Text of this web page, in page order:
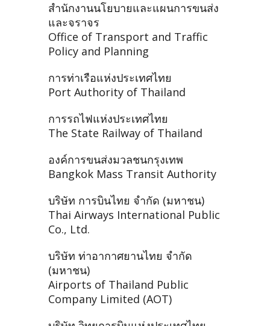
สำนักงานนโยบายและแผนการขนส่ง
และจราจร
Office of Transport and Traffic
Policy and Planning
การท่าเรือแห่งประเทศไทย
Port Authority of Thailand
การรถไฟแห่งประเทศไทย
The State Railway of Thailand
องค์การขนส่งมวลชนกรุงเทพ
Bangkok Mass Transit Authority
บริษัท การบินไทย จำกัด (มหาชน)
Thai Airways International Public
Co., Ltd.
บริษัท ท่าอากาศยานไทย จำกัด
(มหาชน)
Airports of Thailand Public
Company Limited (AOT)